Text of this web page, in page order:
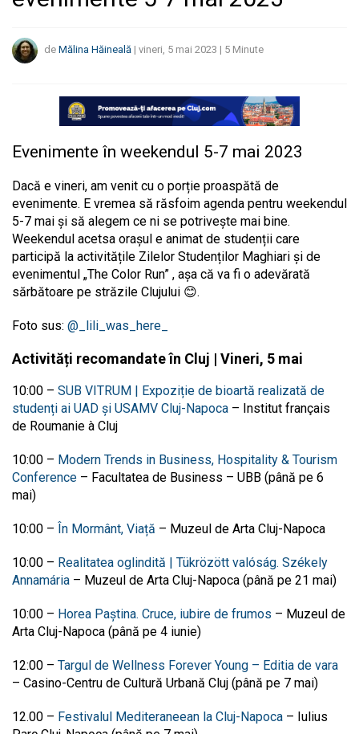
de Mălina Hăineală | vineri, 5 mai 2023 | 5 Minute
Evenimente în weekendul 5-7 mai 2023
Dacă e vineri, am venit cu o porție proaspătă de
evenimente. E vremea să răsfoim agenda pentru weekendul
5-7 mai și să alegem ce ni se potrivește mai bine.
Weekendul acetsa orașul e animat de studenții care
participă la activitățile Zilelor Studenților Maghiari și de
evenimentul „The Color Run” , așa că va fi o adevărată
sărbătoare pe străzile Clujului 😊.
Foto sus: @ _lili_was_here_
Activități recomandate în Cluj | Vineri, 5 mai
10:00 – SUB VITRUM | Expoziție de bioartă realizată de
studenți ai UAD și USAMV Cluj-Napoca – Institut français
de Roumanie à Cluj
10:00 – Modern Trends in Business, Hospitality & Tourism
Conference – Facultatea de Business – UBB (până pe 6
mai)
10:00 – În Mormânt, Viață – Muzeul de Arta Cluj-Napoca
10:00 – Realitatea oglindită | Tükrözött valóság. Székely
Annamária – Muzeul de Arta Cluj-Napoca (până pe 21 mai)
10:00 – Horea Paștina. Cruce, iubire de frumos – Muzeul de
Arta Cluj-Napoca (până pe 4 iunie)
12:00 – Targul de Wellness Forever Young – Editia de vara
– Casino-Centru de Cultură Urbană Cluj (până pe 7 mai)
12.00 – Festivalul Mediteraneean la Cluj-Napoca – Iulius